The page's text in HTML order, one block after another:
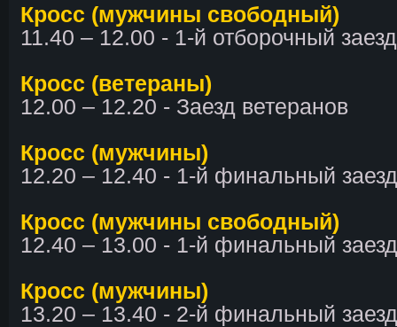
Кросс (мужчины свободный)
11.40 – 12.00 - 1-й отборочный заезд
Кросс (ветераны)
12.00 – 12.20 - Заезд ветеранов
Кросс (мужчины)
12.20 – 12.40 - 1-й финальный заезд
Кросс (мужчины свободный)
12.40 – 13.00 - 1-й финальный заезд
Кросс (мужчины)
13.20 – 13.40 - 2-й финальный заезд